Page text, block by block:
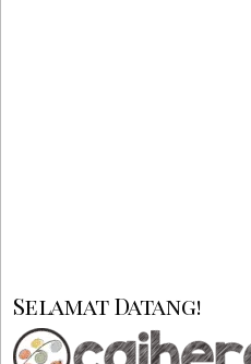
Selamat Datang!